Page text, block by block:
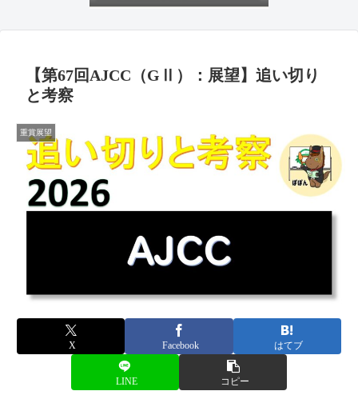
【第67回AJCC（GⅡ）：展望】追い切り
と考察
重賞展望
X Facebook はてブ
LINE コピー